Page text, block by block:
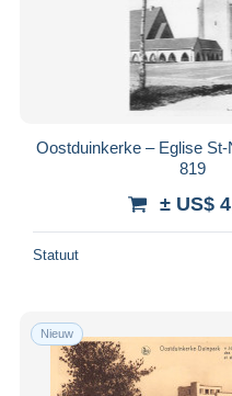
Oostduinkerke – Eglise St-
819
± US$
Statuut
Nieuw